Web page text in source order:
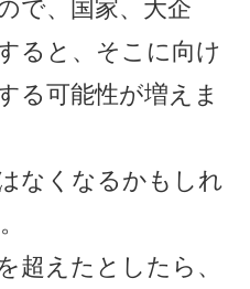
で、国家、大企
ると、そこに向け
る可能性が増えま
なくなるかもしれ
超えたとしたら、